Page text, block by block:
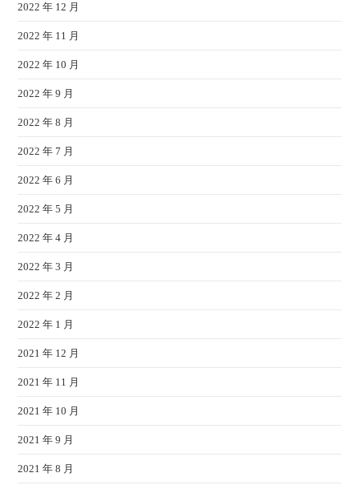
2022 年 12 月
2022 年 11 月
2022 年 10 月
2022 年 9 月
2022 年 8 月
2022 年 7 月
2022 年 6 月
2022 年 5 月
2022 年 4 月
2022 年 3 月
2022 年 2 月
2022 年 1 月
2021 年 12 月
2021 年 11 月
2021 年 10 月
2021 年 9 月
2021 年 8 月